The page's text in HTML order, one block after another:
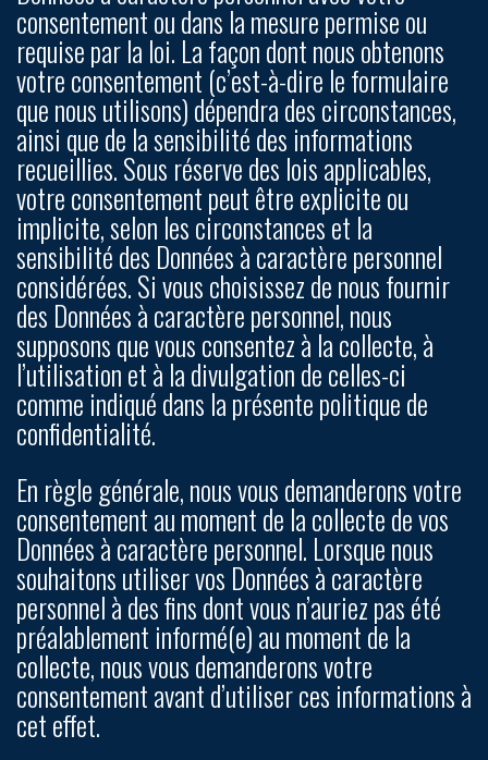
consentement ou dans la mesure permise ou
requise par la loi. La façon dont nous obtenons
votre consentement (c’est-à-dire le formulaire
que nous utilisons) dépendra des circonstances,
ainsi que de la sensibilité des informations
recueillies. Sous réserve des lois applicables,
votre consentement peut être explicite ou
implicite, selon les circonstances et la
sensibilité des Données à caractère personnel
considérées. Si vous choisissez de nous fournir
des Données à caractère personnel, nous
supposons que vous consentez à la collecte, à
l’utilisation et à la divulgation de celles-ci
comme indiqué dans la présente politique de
confidentialité.
En règle générale, nous vous demanderons votre
consentement au moment de la collecte de vos
Données à caractère personnel. Lorsque nous
souhaitons utiliser vos Données à caractère
personnel à des fins dont vous n’auriez pas été
préalablement informé(e) au moment de la
collecte, nous vous demanderons votre
consentement avant d’utiliser ces informations à
cet effet.